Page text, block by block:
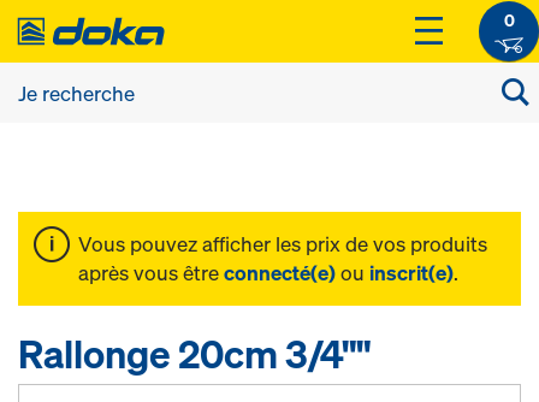
0
Vous pouvez afficher les prix de vos produits
après vous êtreconnecté(e)ou inscrit(e).
Rallonge 20cm 3/4""